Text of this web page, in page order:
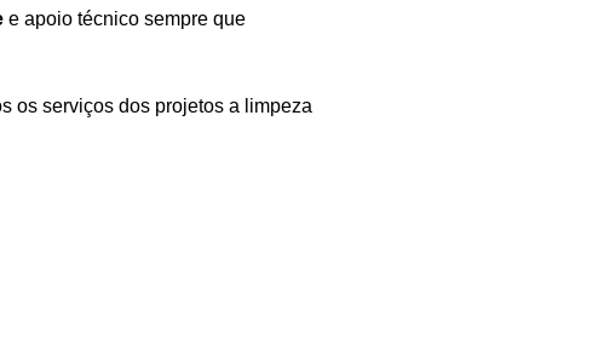
e apoio técnico sempre que
os serviços dos projetos a limpeza